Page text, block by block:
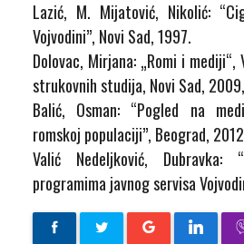
Lazić, M. Mijatović, Nikolić:
Vojvodini”, Novi Sad, 1997.
Dolovac, Mirjana: „Romi i mediji“,
strukovnih studija, Novi Sad,
Balić, Osman: “Pogled na
romskoj populaciji”, Beograd,
Valić Nedeljković, Dubravka:
programima javnog servisa